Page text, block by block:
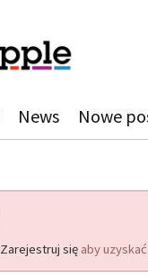
News Nowe
Zarejestruj się aby